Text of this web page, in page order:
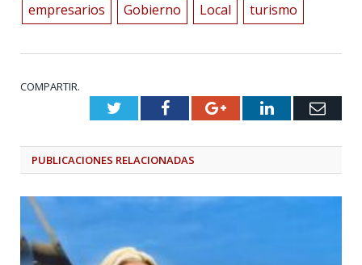
empresarios Gobierno Local turismo
COMPARTIR.
TwitterFacebookGoogle+LinkedIn
PUBLICACIONES RELACIONADAS